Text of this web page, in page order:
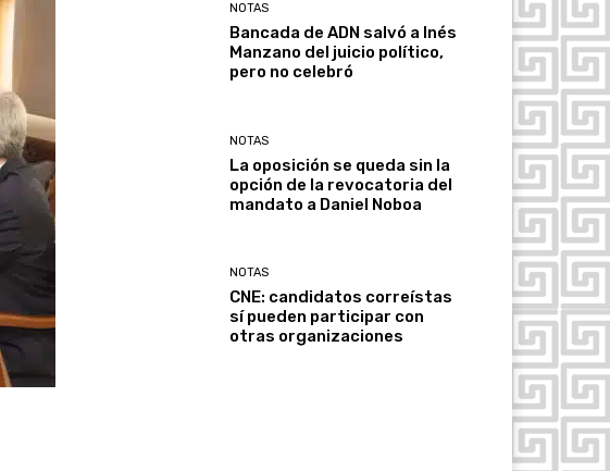
NOTAS
Bancada de ADN salvó a Inés
Manzano del juicio político,
pero no celebró
NOTAS
La oposición se queda sin la
opción de la revocatoria del
mandato a Daniel Noboa
NOTAS
CNE: candidatos correístas
sí pueden participar con
otras organizaciones